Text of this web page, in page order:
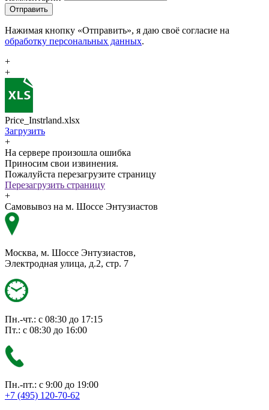
Отправить
Нажимая кнопку «Отправить», я даю своё согласие на
обработку персональных данных.
+
+
Price_Instrland.xlsx
Загрузить
+
На сервере произошла ошибка
Приносим свои извинения.
Пожалуйста перезагрузите страницу
Перезагрузить страницу
+
Самовывоз на м. Шоссе Энтузиастов
Москва, м. Шоссе Энтузиастов,
Электродная улица, д.2, стр. 7
Пн.-чт.: с 08:30 до 17:15
Пт.: с 08:30 до 16:00
Пн.-пт.: с 9:00 до 19:00
+7 (495) 120-70-62